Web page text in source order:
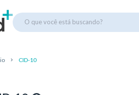
O que você está buscando?
CID-10